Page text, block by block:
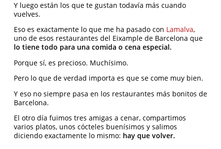
Y luego están los que te gustan todavía más cuando
vuelves.
Eso es exactamente lo que me ha pasado con Lamalva,
uno de esos restaurantes del Eixample de Barcelona que
lo tiene todo para una comida o cena especial.
Porque sí, es precioso. Muchísimo.
Pero lo que de verdad importa es que se come muy bien.
Y eso no siempre pasa en los restaurantes más bonitos de
Barcelona.
El otro día fuimos tres amigas a cenar, compartimos
varios platos, unos cócteles buenísimos y salimos
diciendo exactamente lo mismo: hay que volver.